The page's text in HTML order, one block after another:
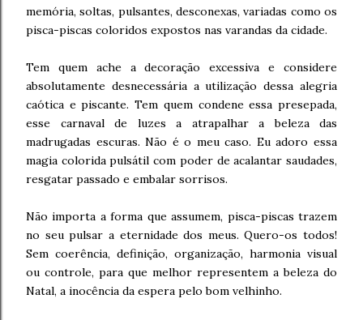
memória, soltas, pulsantes, desconexas, variadas como os
pisca-piscas coloridos expostos nas varandas da cidade.
Tem quem ache a decoração excessiva e considere
absolutamente desnecessária a utilização dessa alegria
caótica e piscante. Tem quem condene essa presepada,
esse carnaval de luzes a atrapalhar a beleza das
madrugadas escuras. Não é o meu caso. Eu adoro essa
magia colorida pulsátil com poder de acalantar saudades,
resgatar passado e embalar sorrisos.
Não importa a forma que assumem, pisca-piscas trazem
no seu pulsar a eternidade dos meus. Quero-os todos!
Sem coerência, definição, organização, harmonia visual
ou controle, para que melhor representem a beleza do
Natal, a inocência da espera pelo bom velhinho.